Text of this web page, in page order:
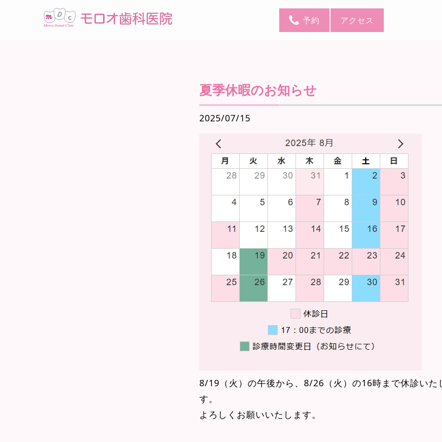
予約 アクセス
夏季休暇のお知らせ
2025/07/15
8/19（火）の午後から、8/26（火）の16時まで休診いた
す。
よろしくお願いいたします。